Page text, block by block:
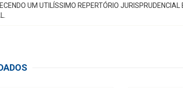
UM UTILÍSSIMO REPERTÓRIO JURISPRUDENCIAL